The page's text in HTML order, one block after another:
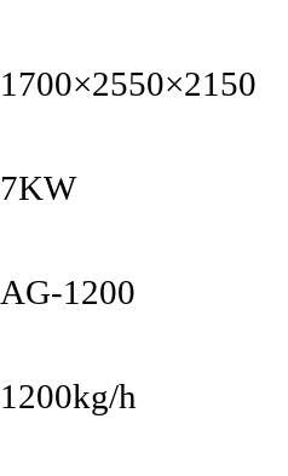
1700×2550×2150
7KW
AG-1200
1200kg/h